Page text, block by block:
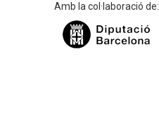
Amb la col·laboració de: